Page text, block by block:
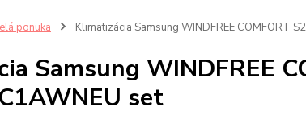
ponuka Klimatizácia Samsung WINDFREE COMFORT
Samsung WINDFREE
set